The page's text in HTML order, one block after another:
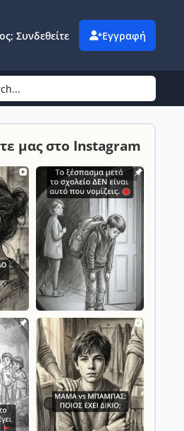
Συνδεθείτε Εγγραφή
μας στο Instagram